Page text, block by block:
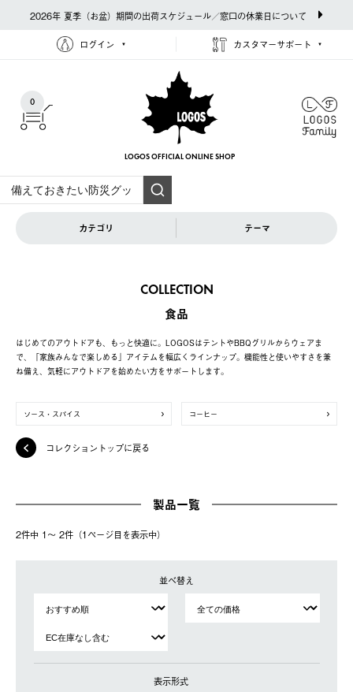
2026年 夏季（お盆）期間の出荷スケジュール／窓口の休業日について
ログイン カスタマーサポート
0
LOGOS OFFICIAL ONLINE SHOP
カテゴリ テーマ
COLLECTION
食品
はじめてのアウトドアも、もっと快適に。LOGOSはテントやBBQグリルからウェアま
で、「家族みんなで楽しめる」アイテムを幅広くラインナップ。機能性と使いやすさを兼
ね備え、気軽にアウトドアを始めたい方をサポートします。
ソース・スパイス コーヒー
コレクショントップに戻る
製品一覧
2件中 1〜 2件（1ページ⽬を表⽰中）
並べ替え
表示形式